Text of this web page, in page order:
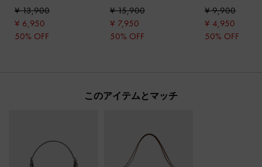
¥ 13,900
¥ 6,950
50% OFF
¥ 15,900
¥ 7,950
50% OFF
¥ 9,900
¥ 4,950
50% OFF
このアイテムとマッチ